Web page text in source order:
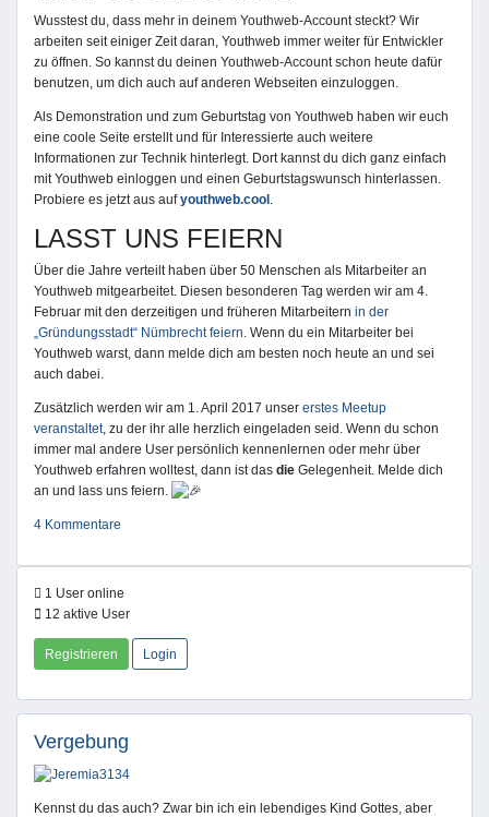
Wusstest du, dass mehr in deinem Youthweb-Account steckt? Wir
arbeiten seit einiger Zeit daran, Youthweb immer weiter für Entwickler
zu öffnen. So kannst du deinen Youthweb-Account schon heute dafür
benutzen, um dich auch auf anderen Webseiten einzuloggen.
Als Demonstration und zum Geburtstag von Youthweb haben wir euch
eine coole Seite erstellt und für Interessierte auch weitere
Informationen zur Technik hinterlegt. Dort kannst du dich ganz einfach
mit Youthweb einloggen und einen Geburtstagswunsch hinterlassen.
Probiere es jetzt aus aufyouthweb.cool .
LASST UNS FEIERN
Über die Jahre verteilt haben über 50 Menschen als Mitarbeiter an
Youthweb mitgearbeitet. Diesen besonderen Tag werden wir am 4.
Februar mit den derzeitigen und früheren Mitarbeitern in der
„Gründungsstadt“ Nümbrecht feiern. Wenn du ein Mitarbeiter bei
Youthweb warst, dann melde dich am besten noch heute an und sei
auch dabei.
Zusätzlich werden wir am 1. April 2017 unser erstes Meetup
veranstaltet, zu der ihr alle herzlich eingeladen seid. Wenn du schon
immer mal andere User persönlich kennenlernen oder mehr über
Youthweb erfahren wolltest, dann ist das die Gelegenheit. Melde dich
an und lass uns feiern.
4 Kommentare
1 User online
12 aktive User
Registrieren Login
Vergebung
Kennst du das auch? Zwar bin ich ein lebendiges Kind Gottes, aber